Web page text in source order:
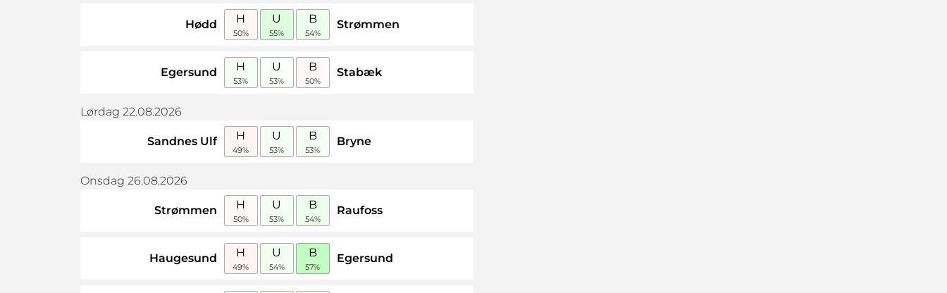
Hødd H
50%
U
55%
B
54%
Strømmen
Egersund H
53%
U
53%
B
50%
Stabæk
Lørdag 22.08.2026
Sandnes Ulf H
49%
U
53%
B
53%
Bryne
Onsdag 26.08.2026
Strømmen H
50%
U
53%
B
54%
Raufoss
Haugesund H
49%
U
54%
B
57%
Egersund